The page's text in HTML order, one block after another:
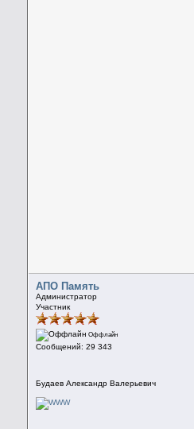
АПО Память
Администратор
Участник
Оффлайн
Сообщений: 29 343
Будаев Александр Валерьевич